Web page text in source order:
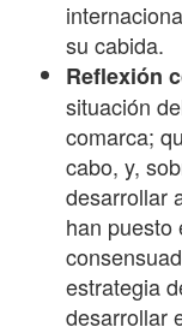
su cabida.
Reflexión
situación
comarca;
cabo, y,
desarrollar
han puesto
estrategia
desarrollar